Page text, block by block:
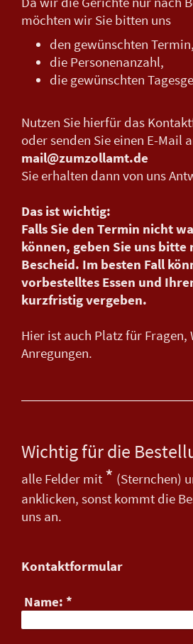
möchten wir Sie bitten uns
den gewünschten Termin,
die Personenanzahl,
die gewünschten
Nutzen Sie hierfür das
oder senden Sie einen E-Mail
mail@zumzollamt.de
Sie erhalten dann von uns
Das ist wichtig:
Falls Sie den Termin nicht
können, geben Sie uns
Bescheid. Im besten Fall
vorbestelltes Essen und
kurzfristig vergeben.
Hier ist auch Platz für Fragen,
Anregungen.
Wichtig für die
alle Felder mit * (Sternchen)
anklicken, sonst kommt die
uns an.
Kontaktformular
Name: *